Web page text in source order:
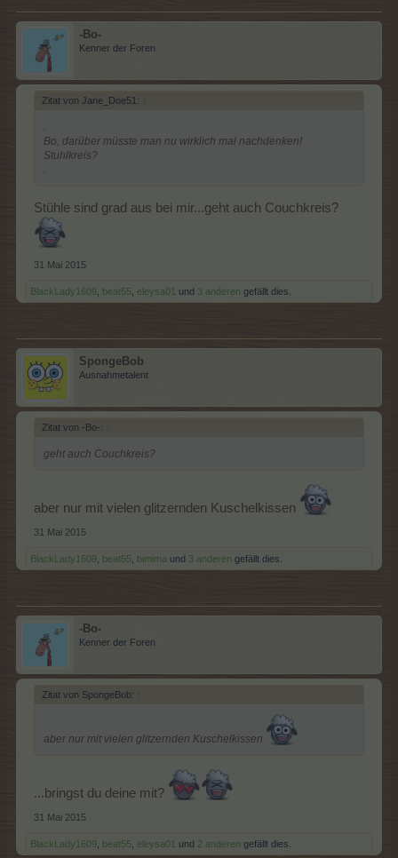
-Bo-
Kenner der Foren
Zitat von Jane_Doe51: ↑
Bo, darüber müsste man nu wirklich mal nachdenken!
Stuhlkreis?
Stühle sind grad aus bei mir...geht auch Couchkreis?
31 Mai 2015
BlackLady1609 beat55 eleysa01 und 3 anderen gefällt dies.
SpongeBob
Ausnahmetalent
Zitat von -Bo-: ↑
geht auch Couchkreis?
aber nur mit vielen glitzernden Kuschelkissen
31 Mai 2015
BlackLady1609 beat55 bimima und 3 anderen gefällt dies.
-Bo-
Kenner der Foren
Zitat von SpongeBob: ↑
aber nur mit vielen glitzernden Kuschelkissen
...bringst du deine mit?
31 Mai 2015
BlackLady1609 beat55 eleysa01 und 2 anderen gefällt dies.